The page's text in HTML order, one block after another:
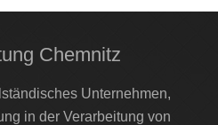
Chemnitz
Unternehmen,
in der Verarbeitung von